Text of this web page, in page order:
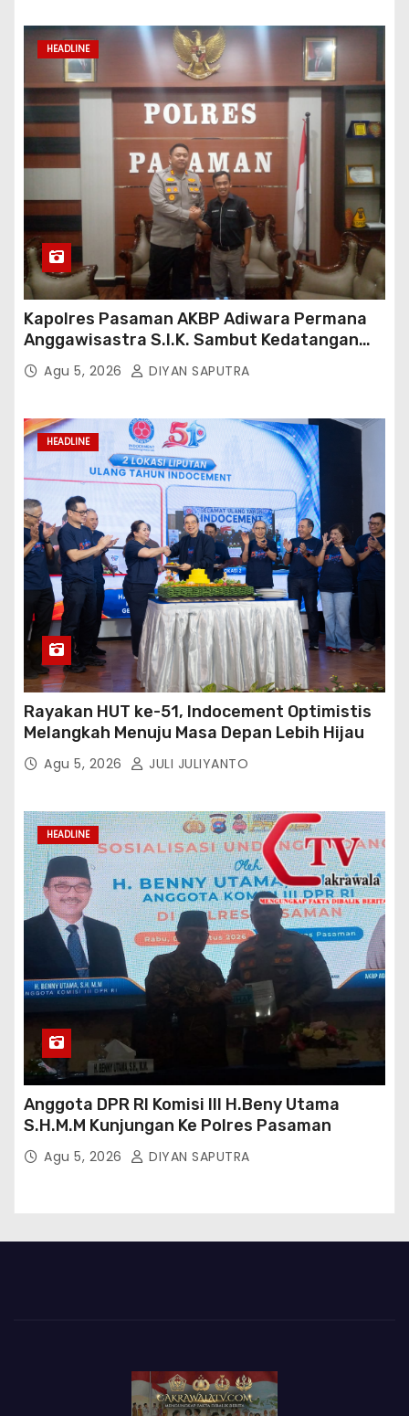
HEADLINE
Kapolres Pasaman AKBP Adiwara Permana
Anggawisastra S.I.K. Sambut Kedatangan
Kepala Cakrawala Tv Sumatera Barat
Agu 5, 2026 DIYAN SAPUTRA
HEADLINE
Rayakan HUT ke-51, Indocement Optimistis
Melangkah Menuju Masa Depan Lebih Hijau
Agu 5, 2026 JULI JULIYANTO
HEADLINE
Anggota DPR RI Komisi III H.Beny Utama
S.H.M.M Kunjungan Ke Polres Pasaman
Agu 5, 2026 DIYAN SAPUTRA